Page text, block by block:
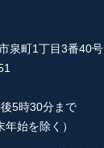
泉町1丁目3番40号
5時30分まで
年始を除く）